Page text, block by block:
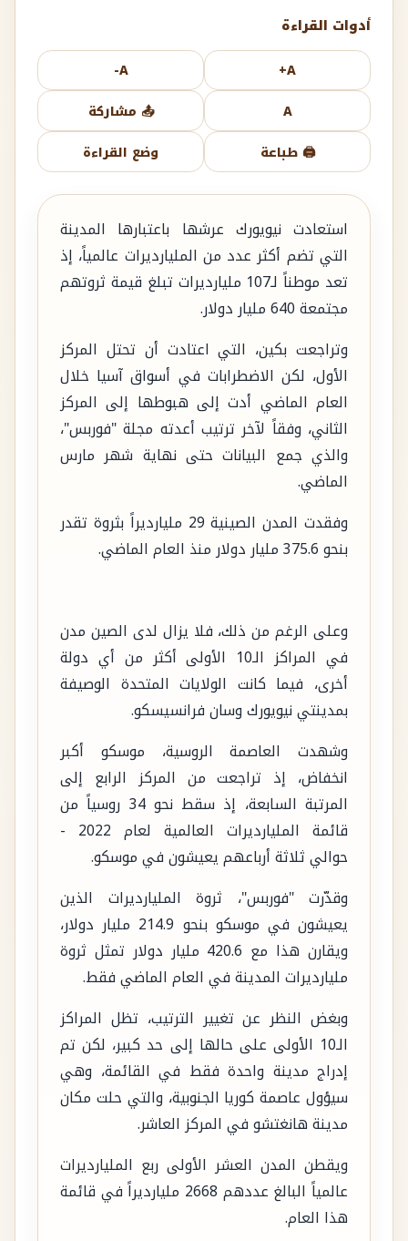
أدوات القراءة
A+
A-
A
📤 مشاركة
🖨️ طباعة
وضع القراءة
استعادت نيويورك عرشها باعتبارها المدينة
التي تضم أكثر عدد من المليارديرات عالمياً، إذ
تعد موطناً لـ107 مليارديرات تبلغ قيمة ثروتهم
مجتمعة 640 مليار دولار.
وتراجعت بكين، التي اعتادت أن تحتل المركز
الأول، لكن الاضطرابات في أسواق آسيا خلال
العام الماضي أدت إلى هبوطها إلى المركز
الثاني، وفقاً لآخر ترتيب أعدته مجلة "فوربس"،
والذي جمع البيانات حتى نهاية شهر مارس
الماضي.
وفقدت المدن الصينية 29 مليارديراً بثروة تقدر
بنحو 375.6 مليار دولار منذ العام الماضي.
وعلى الرغم من ذلك، فلا يزال لدى الصين مدن
في المراكز الـ10 الأولى أكثر من أي دولة
أخرى، فيما كانت الولايات المتحدة الوصيفة
بمدينتي نيويورك وسان فرانسيسكو.
وشهدت العاصمة الروسية، موسكو أكبر
انخفاض، إذ تراجعت من المركز الرابع إلى
المرتبة السابعة، إذ سقط نحو 34 روسياً من
قائمة المليارديرات العالمية لعام 2022 -
حوالي ثلاثة أرباعهم يعيشون في موسكو.
وقدّرت "فوربس"، ثروة المليارديرات الذين
يعيشون في موسكو بنحو 214.9 مليار دولار،
ويقارن هذا مع 420.6 مليار دولار تمثل ثروة
مليارديرات المدينة في العام الماضي فقط.
وبغض النظر عن تغيير الترتيب، تظل المراكز
الـ10 الأولى على حالها إلى حد كبير، لكن تم
إدراج مدينة واحدة فقط في القائمة، وهي
سيؤول عاصمة كوريا الجنوبية، والتي حلت مكان
مدينة هانغتشو في المركز العاشر.
ويقطن المدن العشر الأولى ربع المليارديرات
عالمياً البالغ عددهم 2668 مليارديراً في قائمة
هذا العام.